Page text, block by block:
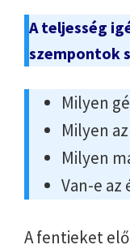
A teljesség
szempontok
Milyen
Milyen
Milyen
Van-e az
A fentieket